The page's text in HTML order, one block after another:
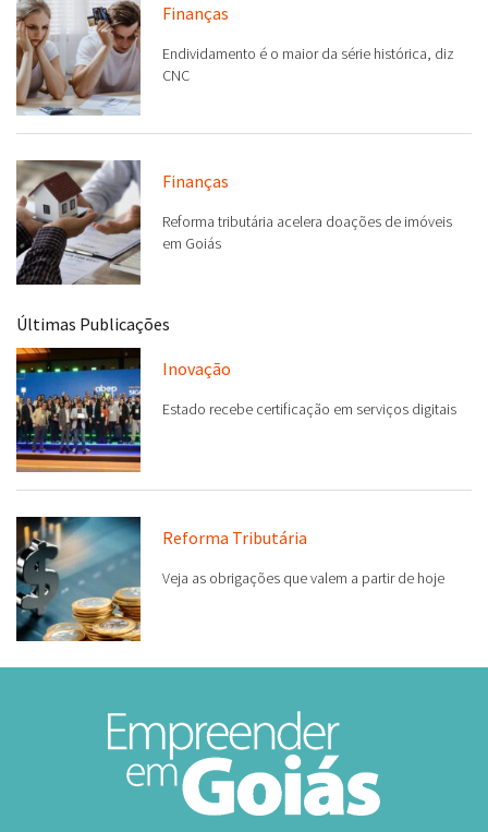
Finanças
Endividamento é o maior da série histórica, diz
CNC
Finanças
Reforma tributária acelera doações de imóveis
em Goiás
Últimas Publicações
Inovação
Estado recebe certificação em serviços digitais
Reforma Tributária
Veja as obrigações que valem a partir de hoje